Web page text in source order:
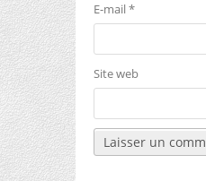
E-mail*
Site web